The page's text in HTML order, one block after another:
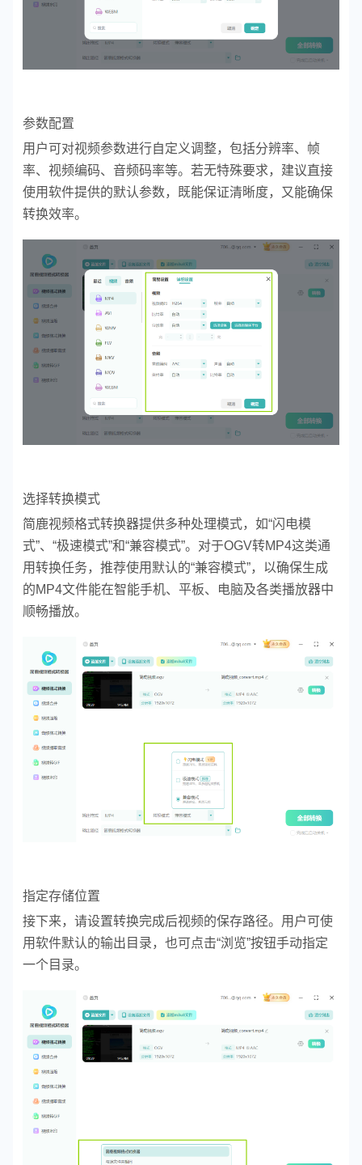
参数配置
用户可对视频参数进行自定义调整，包括分辨率、帧
率、视频编码、音频码率等。若无特殊要求，建议直接
使用软件提供的默认参数，既能保证清晰度，又能确保
转换效率。
选择转换模式
简鹿视频格式转换器提供多种处理模式，如“闪电模
式”、“极速模式”和“兼容模式”。对于OGV转MP4这类通
用转换任务，推荐使用默认的“兼容模式”，以确保生成
的MP4文件能在智能手机、平板、电脑及各类播放器中
顺畅播放。
指定存储位置
接下来，请设置转换完成后视频的保存路径。用户可使
用软件默认的输出目录，也可点击“浏览”按钮手动指定
一个目录。